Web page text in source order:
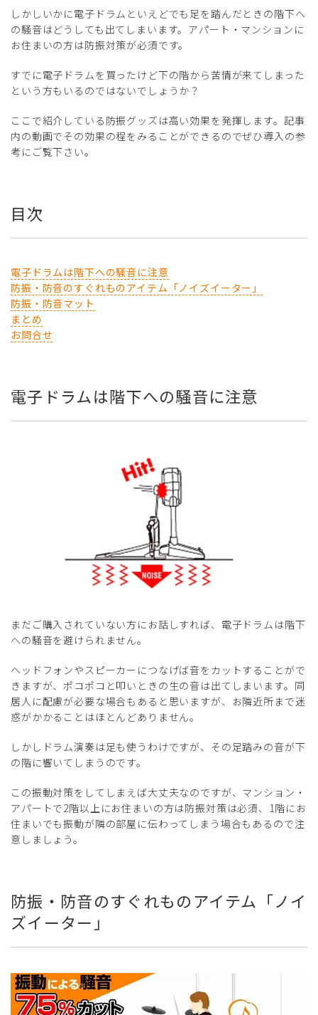
しかしいかに電子ドラムといえどでも足を踏んだときの階下へ
の騒音はどうしても出てしまいます。アパート・マンションに
お住まいの方は防振対策が必須です。
すでに電子ドラムを買ったけど下の階から苦情が来てしまった
という方もいるのではないでしょうか？
ここで紹介している防振グッズは高い効果を発揮します。記事
内の動画でその効果の程をみることができるのでぜひ導入の参
考にご覧下さい。
目次
電子ドラムは階下への騒音に注意
防振・防音のすぐれものアイテム「ノイズイーター」
防振・防音マット
まとめ
お問合せ
電子ドラムは階下への騒音に注意
まだご購入されていない方にお話しすれば、電子ドラムは階下
への騒音を避けられません。
ヘッドフォンやスピーカーにつなげば音をカットすることがで
きますが、ポコポコと叩いときの生の音は出てしまいます。同
居人に配慮が必要な場合もあると思いますが、お隣近所まで迷
惑がかかることはほとんどありません。
しかしドラム演奏は足も使うわけですが、その足踏みの音が下
の階に響いてしまうのです。
この振動対策をしてしまえば大丈夫なのですが、マンション・
アパートで2階以上にお住まいの方は防振対策は必須、1階にお
住まいでも振動が隣の部屋に伝わってしまう場合もあるので注
意しましょう。
防振・防音のすぐれものアイテム「ノイ
ズイーター」